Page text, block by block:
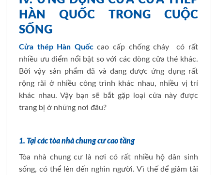
HÀN QUỐC TRONG CUỘC
SỐNG
Cửa thép Hàn Quốccao cấp chống cháy có rất
nhiều ưu điểm nổi bật so với các dòng cửa thé khác.
Bởi vậy sản phẩm đã và đang được ứng dụng rất
rộng rãi ở nhiều công trình khác nhau, nhiều vị trí
khác nhau. Vậy bạn sẽ bắt gặp loại cửa này được
trang bị ở những nơi đâu?
1. Tại các tòa nhà chung cư cao tầng
Tòa nhà chung cư là nơi có rất nhiều hộ dân sinh
sống, có thể lên đến nghìn người. Vì thế để giảm tải